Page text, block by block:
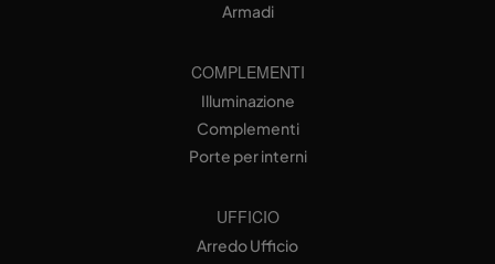
Armadi
COMPLEMENTI
Illuminazione
Complementi
Porte per interni
UFFICIO
Arredo Ufficio